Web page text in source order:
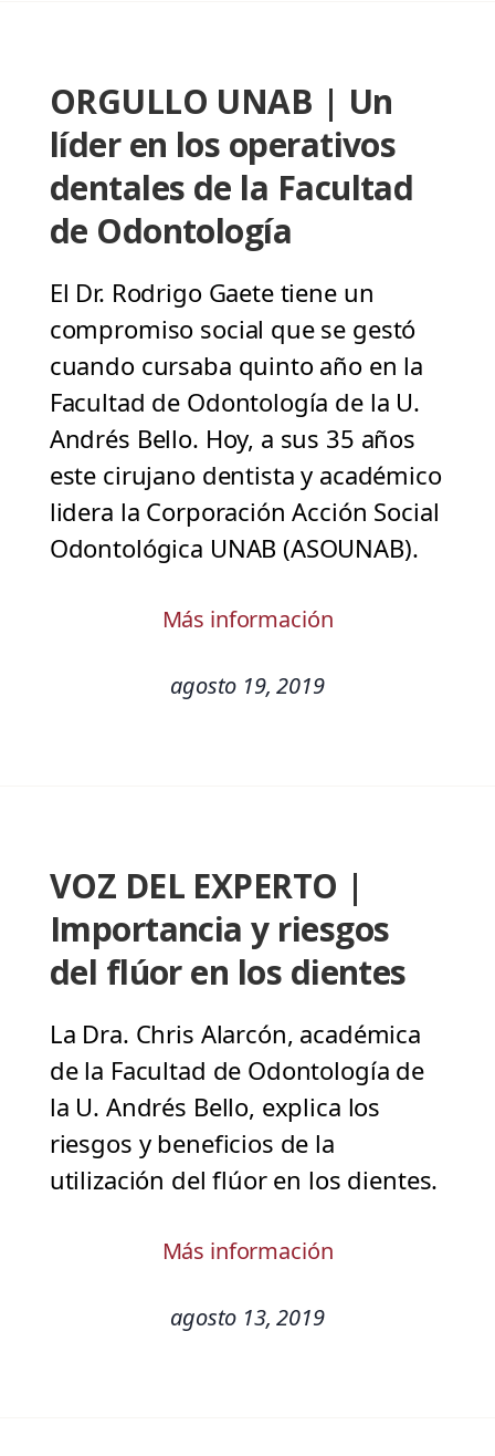
ORGULLO UNAB | Un
líder en los operativos
dentales de la Facultad
de Odontología
El Dr. Rodrigo Gaete tiene un
compromiso social que se gestó
cuando cursaba quinto año en la
Facultad de Odontología de la U.
Andrés Bello. Hoy, a sus 35 años
este cirujano dentista y académico
lidera la Corporación Acción Social
Odontológica UNAB (ASOUNAB).
Más información
agosto 19, 2019
VOZ DEL EXPERTO |
Importancia y riesgos
del flúor en los dientes
La Dra. Chris Alarcón, académica
de la Facultad de Odontología de
la U. Andrés Bello, explica los
riesgos y beneficios de la
utilización del flúor en los dientes.
Más información
agosto 13, 2019